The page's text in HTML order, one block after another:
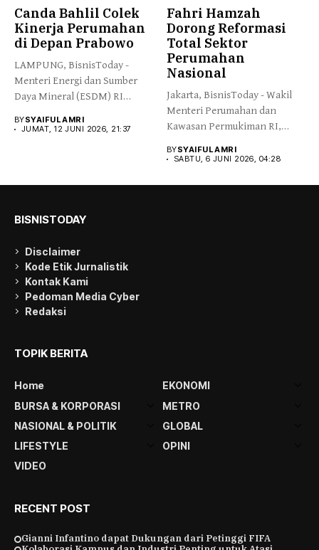
Canda Bahlil Colek
Kinerja Perumahan
di Depan Prabowo
LAMPUNG, BisnisToday -
Menteri Energi dan Sumber
Daya Mineral (ESDM) RI
BYSYAIFUL AMRI
JUMAT, 12 JUNI 2026, 21:37
Fahri Hamzah
Dorong Reformasi
Total Sektor
Perumahan
Nasional
Jakarta, BisnisToday - Wakil
Menteri Perumahan dan
Kawasan Permukiman RI,
BYSYAIFUL AMRI
SABTU, 6 JUNI 2026, 04:28
BISNISTODAY
Disclaimer
Kode Etik Jurnalistik
Kontak Kami
Pedoman Media Cyber
Redaksi
TOPIK BERITA
Home
EKONOMI
BURSA & KORPORASI
METRO
NASIONAL & POLITIK
GLOBAL
LIFESTYLE
OPINI
VIDEO
RECENT POST
Gianni Infantino dapat Dukungan dari Petinggi FIFA